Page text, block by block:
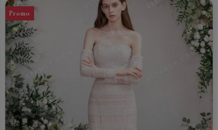
Promo